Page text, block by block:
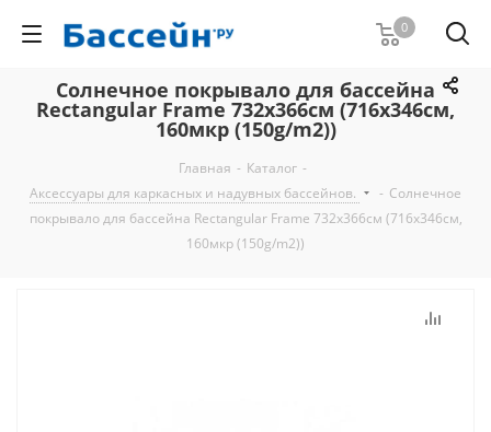
0
Солнечное покрывало для бассейна
Rectangular Frame 732x366см (716x346см,
160мкр (150g/m2))
Главная - Каталог -
Аксессуары для каркасных и надувных бассейнов.
- Солнечное
покрывало для бассейна Rectangular Frame 732x366см (716x346см,
160мкр (150g/m2))